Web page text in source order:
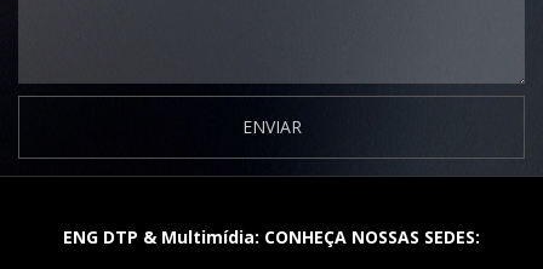
ENVIAR
ENG DTP & Multimídia: CONHEÇA NOSSAS SEDES: